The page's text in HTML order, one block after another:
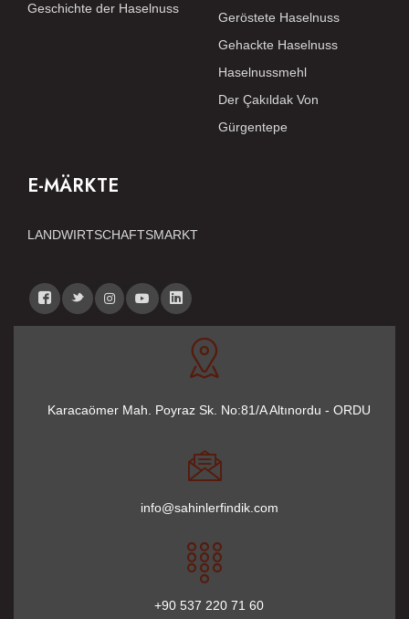
Geschichte der Haselnuss
Geröstete Haselnuss
Gehackte Haselnuss
Haselnussmehl
Der Çakıldak Von
Gürgentepe
E-MÄRKTE
LANDWIRTSCHAFTSMARKT
Karacaömer Mah. Poyraz Sk. No:81/A Altınordu - ORDU
info@sahinlerfindik.com
+90 537 220 71 60